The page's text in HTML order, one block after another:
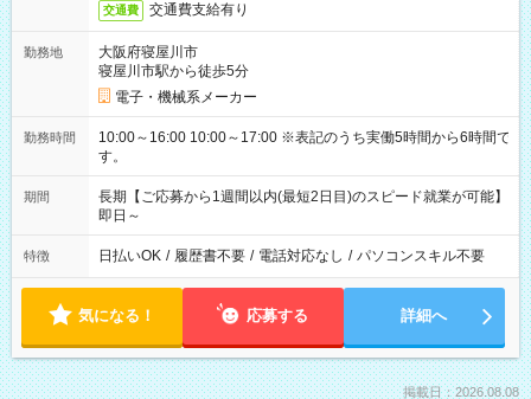
交通費 交通費支給有り
勤務地
大阪府寝屋川市
寝屋川市駅から徒歩5分
電子・機械系メーカー
勤務時間
10:00～16:00 10:00～17:00 ※表記のうち実働5時間から6時間で
す。
期間
長期【ご応募から1週間以内(最短2日目)のスピード就業が可能】
即日～
特徴 日払いOK / 履歴書不要 / 電話対応なし / パソコンスキル不要
気になる！ 応募する 詳細へ
掲載日：2026.08.08